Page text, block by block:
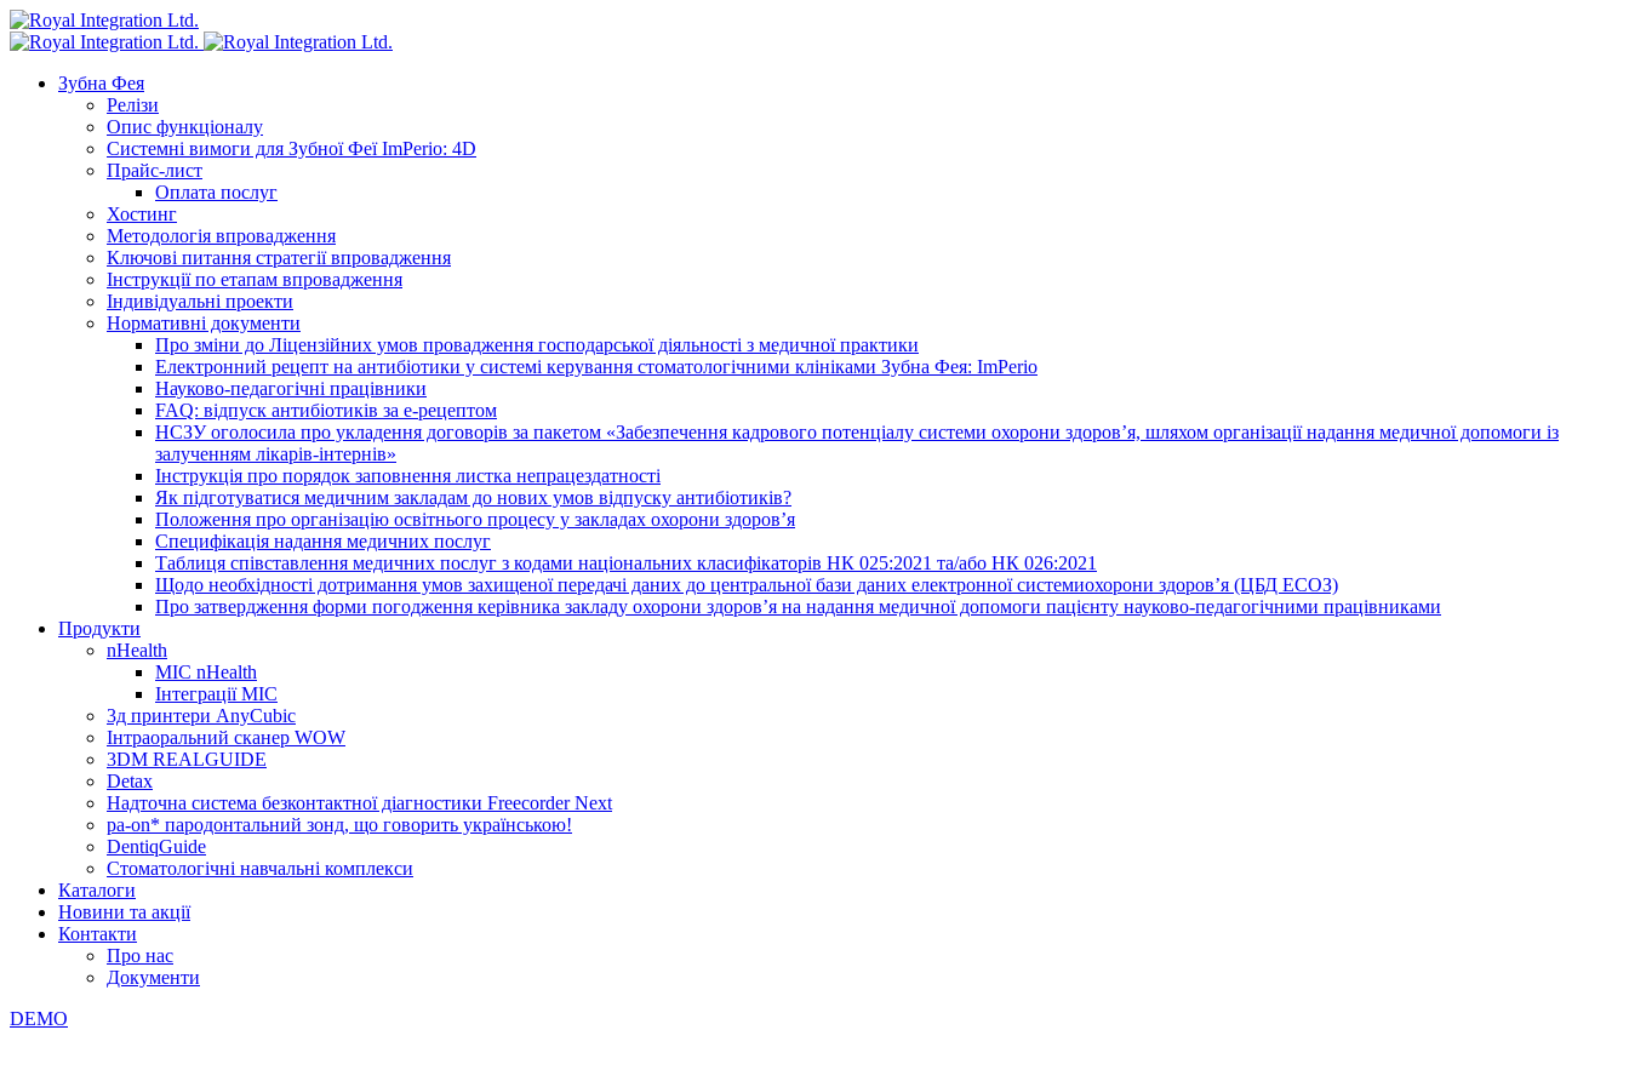
Зубна Фея
Релізи
Опис функціоналу
Системні вимоги для Зубної Феї ImPerio: 4D
Прайс-лист
Оплата послуг
Хостинг
Методологія впровадження
Ключові питання стратегії впровадження
Інструкції по етапам впровадження
Індивідуальні проекти
Нормативні документи
Про зміни до Ліцензійних умов провадження господарської діяльності з медичної практики
Електронний рецепт на антибіотики у системі керування стоматологічними клініками Зубна Фея: ImPerio
Науково-педагогічні працівники
FAQ: відпуск антибіотиків за е-рецептом
НСЗУ оголосила про укладення договорів за пакетом «Забезпечення кадрового потенціалу системи охорони здоров’я, шляхом організації надання медичної допомоги із
залученням лікарів-інтернів»
Інструкція про порядок заповнення листка непрацездатності
Як підготуватися медичним закладам до нових умов відпуску антибіотиків?
Положення про організацію освітнього процесу у закладах охорони здоров’я
Специфікація надання медичних послуг
Таблиця співставлення медичних послуг з кодами національних класифікаторів НК 025:2021 та/або НК 026:2021
Щодо необхідності дотримання умов захищеної передачі даних до центральної бази даних електронної системиохорони здоров’я (ЦБД ЕСОЗ)
Про затвердження форми погодження керівника закладу охорони здоров’я на надання медичної допомоги пацієнту науково-педагогічними працівниками
Продукти
nHealth
МІС nHealth
Інтеграції МІС
3д принтери AnyCubic
Інтраоральний сканер WOW
3DM REALGUIDE
Detax
Надточна система безконтактної діагностики Freecorder Next
pa-on* пародонтальний зонд, що говорить українською!
DentiqGuide
Стоматологічні навчальні комплекси
Каталоги
Новини та акції
Контакти
Про нас
Документи
DEMO